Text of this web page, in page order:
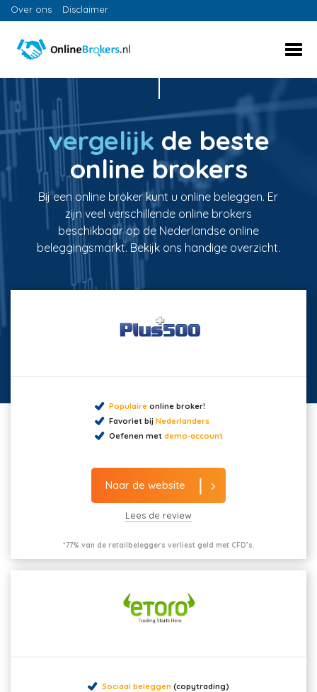
Over ons Disclaimer
vergelijk de beste
online brokers
Bij een online broker kunt u online beleggen. Er
zijn veel verschillende online brokers
beschikbaar op de Nederlandse online
beleggingsmarkt. Bekijk ons handige overzicht.
Populaireonline broker!
Favoriet bij Nederlanders
Oefenen met demo-account
Naar de website
Lees de review
*77% van de retailbeleggers verliest geld met CFD’s.
Sociaal beleggen (copytrading)